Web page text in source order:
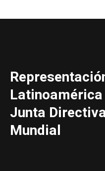
Junta
Mundial